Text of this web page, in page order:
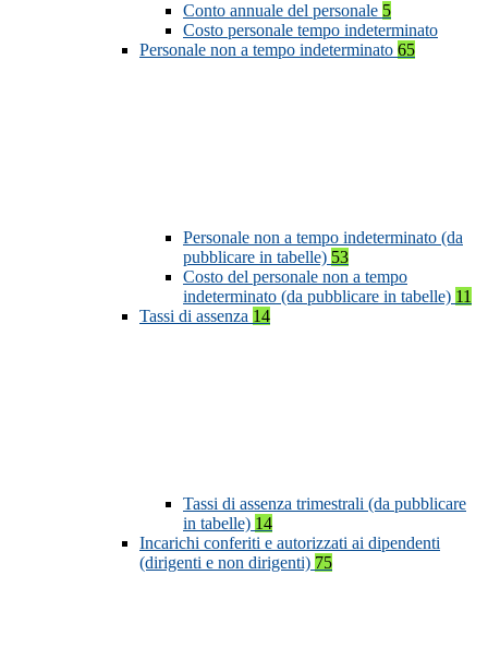
Conto annuale del personale 5
Costo personale tempo indeterminato
Personale non a tempo indeterminato 65
Personale non a tempo indeterminato (da
pubblicare in tabelle) 53
Costo del personale non a tempo
indeterminato (da pubblicare in tabelle) 11
Tassi di assenza 14
Tassi di assenza trimestrali (da pubblicare
in tabelle) 14
Incarichi conferiti e autorizzati ai dipendenti
(dirigenti e non dirigenti) 75